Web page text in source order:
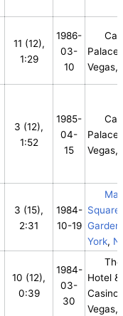
11 (12),
1:29
1986-
03-
10
Vegas,
3 (12),
1:52
1985-
04-
15
Vegas,
3 (15),
2:31
1984-
10-19
Square
Garden
York,
10 (12),
0:39
1984-
03-
30
Hotel &
Vegas,